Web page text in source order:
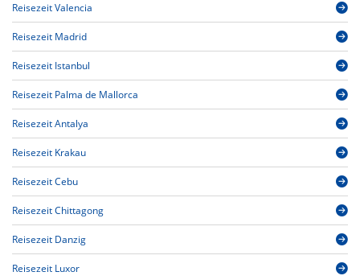
Reisezeit Valencia
Reisezeit Madrid
Reisezeit Istanbul
Reisezeit Palma de Mallorca
Reisezeit Antalya
Reisezeit Krakau
Reisezeit Cebu
Reisezeit Chittagong
Reisezeit Danzig
Reisezeit Luxor